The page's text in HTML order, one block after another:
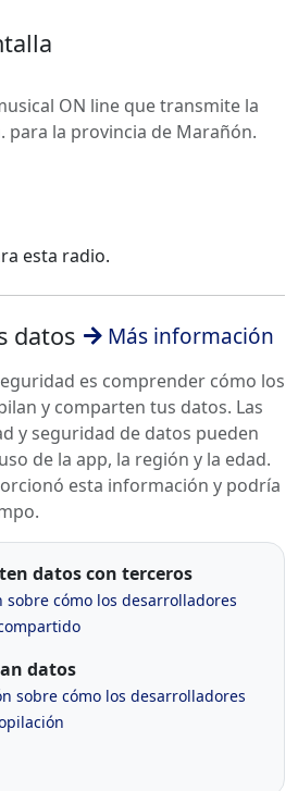
ON line que transmite la
para la provincia de Marañón.
esta radio.
datos Más información
es comprender cómo los
y comparten tus datos. Las
y seguridad de datos pueden
de la app, la región y la edad.
esta información y podría
datos con terceros
sobre cómo los desarrolladores
datos
sobre cómo los desarrolladores